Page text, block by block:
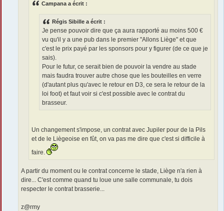
Campana a écrit :
Régis Sibille a écrit :
Je pense pouvoir dire que ça aura rapporté au moins 500 €
vu qu'il y a une pub dans le premier "Allons Liège" et que
c'est le prix payé par les sponsors pour y figurer (de ce que je
sais).
Pour le futur, ce serait bien de pouvoir la vendre au stade
mais faudra trouver autre chose que les bouteilles en verre
(d'autant plus qu'avec le retour en D3, ce sera le retour de la
loi foot) et faut voir si c'est possible avec le contrat du
brasseur.
Un changement s'impose, un contrat avec Jupiler pour de la Pils
et de le Liègeoise en fût, on va pas me dire que c'est si difficile à
faire.
A partir du moment ou le contrat concerne le stade, Liège n'a rien à
dire... C'est comme quand tu loue une salle communale, tu dois
respecter le contrat brasserie...
z@rmy